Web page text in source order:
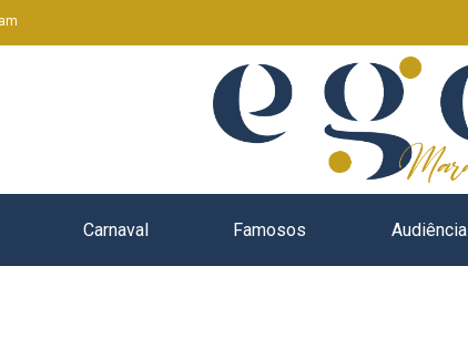
Carnaval Famosos Audiência